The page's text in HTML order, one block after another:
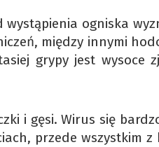
wystąpienia ogniska
między innymi
grypy jest wysoce
i gęsi. Wirus się
przede wszystkim z